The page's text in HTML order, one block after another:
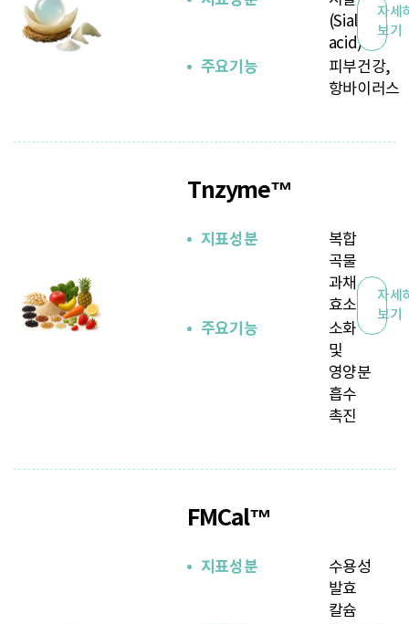
(Sialic
acid)
주요기능
피부건강,
항바이러스
자세
보기
Tnzyme™
지표성분
복합
곡물
과채
효소
주요기능
소화
및
영양분
흡수
촉진
자세
보기
FMCal™
지표성분
수용성
발효
칼슘